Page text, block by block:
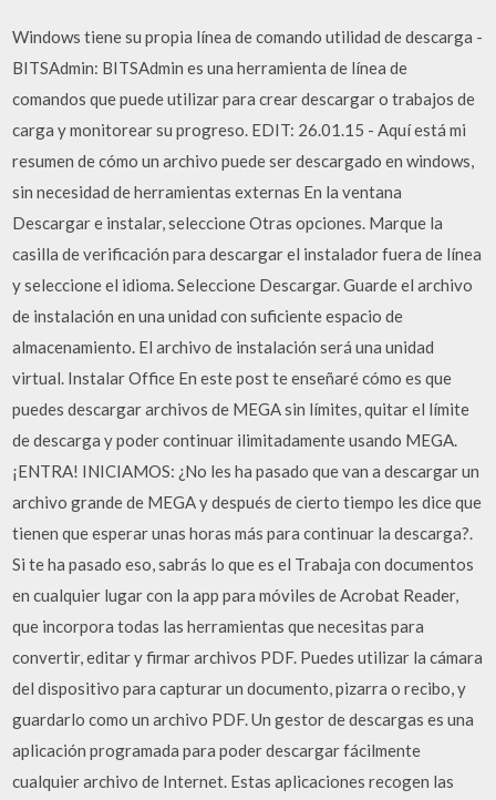
Windows tiene su propia línea de comando utilidad de descarga -
BITSAdmin: BITSAdmin es una herramienta de línea de
comandos que puede utilizar para crear descargar o trabajos de
carga y monitorear su progreso. EDIT: 26.01.15 - Aquí está mi
resumen de cómo un archivo puede ser descargado en windows,
sin necesidad de herramientas externas En la ventana
Descargar e instalar, seleccione Otras opciones. Marque la
casilla de verificación para descargar el instalador fuera de línea
y seleccione el idioma. Seleccione Descargar. Guarde el archivo
de instalación en una unidad con suficiente espacio de
almacenamiento. El archivo de instalación será una unidad
virtual. Instalar Office En este post te enseñaré cómo es que
puedes descargar archivos de MEGA sin límites, quitar el límite
de descarga y poder continuar ilimitadamente usando MEGA.
¡ENTRA! INICIAMOS: ¿No les ha pasado que van a descargar un
archivo grande de MEGA y después de cierto tiempo les dice que
tienen que esperar unas horas más para continuar la descarga?.
Si te ha pasado eso, sabrás lo que es el Trabaja con documentos
en cualquier lugar con la app para móviles de Acrobat Reader,
que incorpora todas las herramientas que necesitas para
convertir, editar y firmar archivos PDF. Puedes utilizar la cámara
del dispositivo para capturar un documento, pizarra o recibo, y
guardarlo como un archivo PDF. Un gestor de descargas es una
aplicación programada para poder descargar fácilmente
cualquier archivo de Internet. Estas aplicaciones recogen las